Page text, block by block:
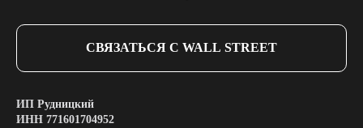
СВЯЗАТЬСЯ С WALL STREET
ИП Рудницкий
ИНН 771601704952